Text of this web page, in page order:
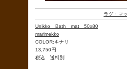
ラグ・マ
Unikko Bath mat 50x80
marimekko
COLOR:キナリ
13,750円
税込 送料別